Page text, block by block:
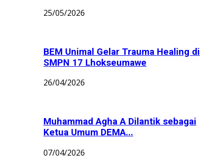
25/05/2026
BEM Unimal Gelar Trauma Healing di
SMPN 17 Lhokseumawe
26/04/2026
Muhammad Agha A Dilantik sebagai
Ketua Umum DEMA...
07/04/2026